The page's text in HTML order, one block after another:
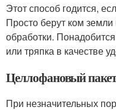
Этот способ годится,
Просто берут ком
обработки.
или тряпка в качестве
Целлофановый
При незначительных